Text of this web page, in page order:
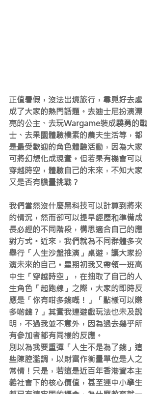
正值暑假，沒法出境旅行，尋覓好去處
成了大家的熱門話題。去迪士尼扮演漂
亮的公主、去玩Wargame裝成驍勇的戰
士、去果園體驗樸素的農夫生活等，都
是最受歡迎的角色體驗活動，因為大家
可將幻想化成現實。但若果有機會可以
穿越時空，體驗自己的未來，不知大家
又是否有膽量挑戰？
我們當然沒什麼黑科技可以計算到將來
的情況，然而卻可以提早經歷和準備成
長必經的不同階段，構思適合自己的應
對方式。近來，我們就為不同群體多次
舉行「人生沙盤推演」桌遊，讓大家扮
演未來的自己。星期初我又帶領一班高
中生「穿越時空」，在抽取了自己的人
生角色「起跑線」之際，大家的即時反
應是「你有咁多錢嘅！」「點樣可以賺
多啲錢？」其實我連遊戲玩法也未及說
明，不過我並不意外，因為過去幾乎所
有參加者都有同樣的反應。
別以為我要重彈「人生不是為了錢」這
些陳腔濫調，以財富作衡量單位是人之
常情！只是，若這是近百年香港資本主
義社會下的核心價值，甚至連中小學生